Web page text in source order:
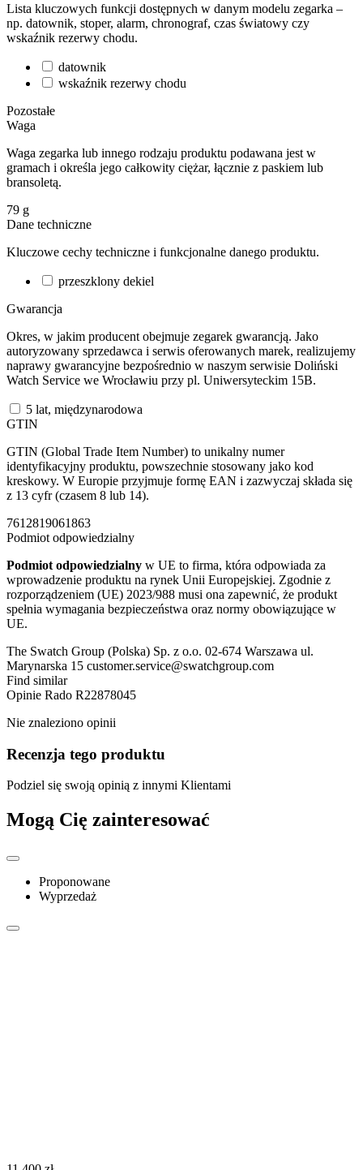
Lista kluczowych funkcji dostępnych w danym modelu zegarka –
np. datownik, stoper, alarm, chronograf, czas światowy czy
wskaźnik rezerwy chodu.
datownik
wskaźnik rezerwy chodu
Pozostałe
Waga
Waga zegarka lub innego rodzaju produktu podawana jest w
gramach i określa jego całkowity ciężar, łącznie z paskiem lub
bransoletą.
79 g
Dane techniczne
Kluczowe cechy techniczne i funkcjonalne danego produktu.
przeszklony dekiel
Gwarancja
Okres, w jakim producent obejmuje zegarek gwarancją. Jako
autoryzowany sprzedawca i serwis oferowanych marek, realizujemy
naprawy gwarancyjne bezpośrednio w naszym serwisie Doliński
Watch Service we Wrocławiu przy pl. Uniwersyteckim 15B.
5 lat, międzynarodowa
GTIN
GTIN (Global Trade Item Number) to unikalny numer
identyfikacyjny produktu, powszechnie stosowany jako kod
kreskowy. W Europie przyjmuje formę EAN i zazwyczaj składa się
z 13 cyfr (czasem 8 lub 14).
7612819061863
Podmiot odpowiedzialny
Podmiot odpowiedzialny w UE to firma, która odpowiada za
wprowadzenie produktu na rynek Unii Europejskiej. Zgodnie z
rozporządzeniem (UE) 2023/988 musi ona zapewnić, że produkt
spełnia wymagania bezpieczeństwa oraz normy obowiązujące w
UE.
The Swatch Group (Polska) Sp. z o.o. 02-674 Warszawa ul.
Marynarska 15 customer.service@swatchgroup.com
Find similar
Opinie Rado R22878045
Nie znaleziono opinii
Recenzja tego produktu
Podziel się swoją opinią z innymi Klientami
Mogą Cię zainteresować
Proponowane
Wyprzedaż